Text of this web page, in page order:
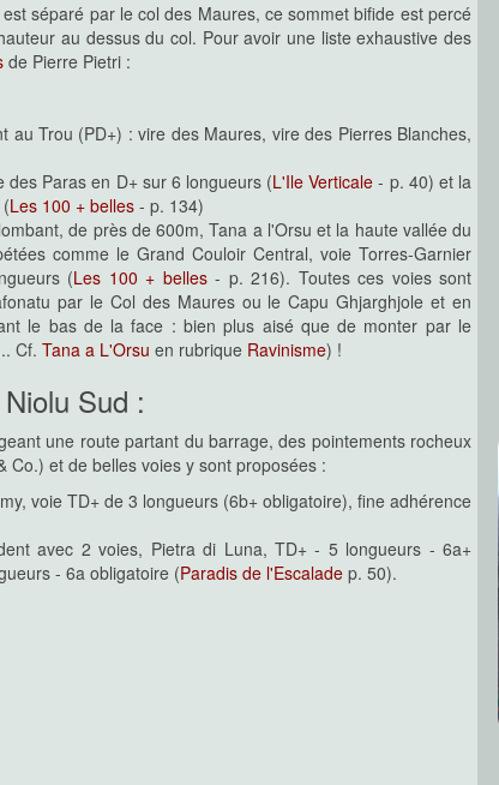
séparé par le col des Maures, ce sommet bifide est percé
au dessus du col. Pour avoir une liste exhaustive des
de Pierre Pietri :
Trou (PD+) : vire des Maures, vire des Pierres Blanches,
Paras en D+ sur 6 longueurs (L'Ile Verticale - p. 40) et la
Les 100 + belles - p. 134)
de près de 600m, Tana a l'Orsu et la haute vallée du
comme le Grand Couloir Central, voie Torres-Garnier
(Les 100 + belles- p. 216). Toutes ces voies sont
par le Col des Maures ou le Capu Ghjarghjole et en
le bas de la face : bien plus aisé que de monter par le
Cf. Tana a L'Orsu en rubrique Ravinisme) !
Sud :
une route partant du barrage, des pointements rocheux
et de belles voies y sont proposées :
voie TD+ de 3 longueurs (6b+ obligatoire), fine adhérence
avec 2 voies, Pietra di Luna, TD+ - 5 longueurs - 6a+
- 6a obligatoire (Paradis de l'Escalade p. 50).